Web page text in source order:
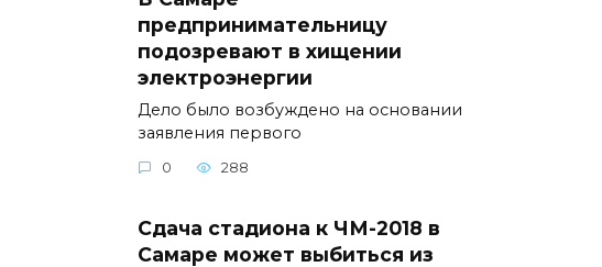
предпринимательницу
подозревают в хищении
электроэнергии
Дело было возбуждено на основании
заявления первого
0 288
Сдача стадиона к ЧМ-2018 в
Самаре может выбиться из